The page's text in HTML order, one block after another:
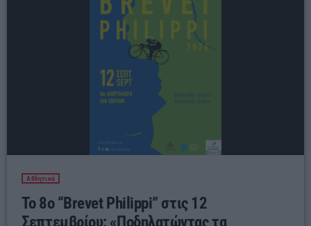
Αθλητικά
Το 8ο “Brevet Philippi” στις 12
Σεπτεμβρίου: «Ποδηλατώντας τα